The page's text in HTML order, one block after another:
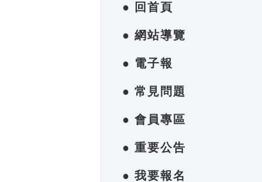
● 回首頁
● 網站導覽
● 電子報
● 常見問題
● 會員專區
● 重要公告
● 我要報名